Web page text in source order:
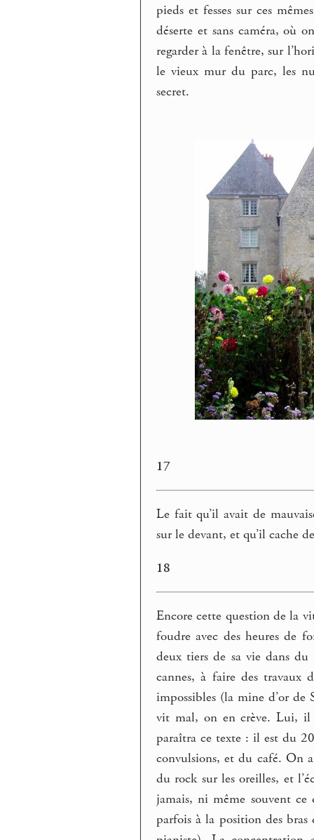
pieds et fesses sur ces
déserte et sans caméra, où
regarder à la fenêtre, sur
le vieux mur du parc, les
secret.
17
Le fait qu’il avait de
sur le devant, et qu’il cache
18
Encore cette question de la
foudre avec des heures de
deux tiers de sa vie dans
cannes, à faire des travaux
impossibles (la mine d’or de
vit mal, on en crève. Lui, il
paraîtra ce texte : il est du
convulsions, et du café. On
du rock sur les oreilles, et
jamais, ni même souvent ce
parfois à la position des